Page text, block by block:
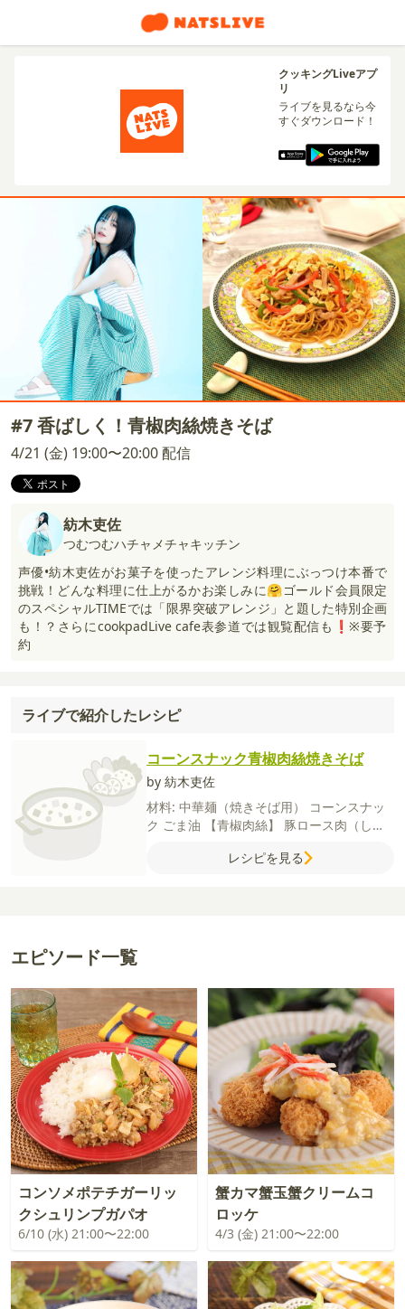
クッキングLiveアプ
リ
ライブを見るなら今
すぐダウンロード！
#7 香ばしく！青椒肉絲焼きそば
4/21 (金) 19:00〜20:00 配信
紡木吏佐
つむつむハチャメチャキッチン
声優•紡木吏佐がお菓子を使ったアレンジ料理にぶっつけ本番で
挑戦！どんな料理に仕上がるかお楽しみに🤗ゴールド会員限定
のスペシャルTIMEでは「限界突破アレンジ」と題した特別企画
も！？さらにcookpadLive cafe表参道では観覧配信も❗️※要予
約
ライブで紹介したレシピ
コーンスナック青椒肉絲焼きそば
by 紡木吏佐
材料: 中華麺（焼きそば用）
コーンスナッ
ク ごま油 【青椒肉絲】 豚ロース肉（しょ
赤パプリカ（ピーマン1個で
レシピを見る
エピソード一覧
コンソメポテチガーリッ
クシュリンプガパオ
6/10 (水) 21:00〜22:00
蟹カマ蟹玉蟹クリームコ
ロッケ
4/3 (金) 21:00〜22:00